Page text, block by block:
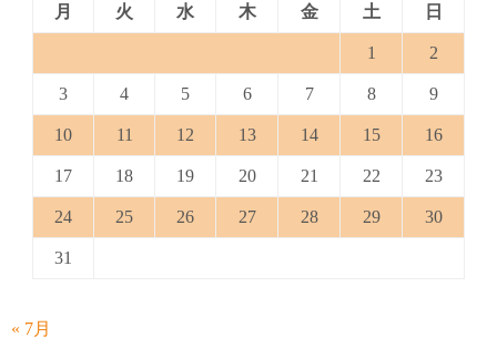
月
火 水 木 金 土 日
1 2
3 4 5 6 7 8 9
10 11 12 13 14 15 16
17 18 19 20 21 22 23
24 25 26 27 28 29 30
31
« 7月